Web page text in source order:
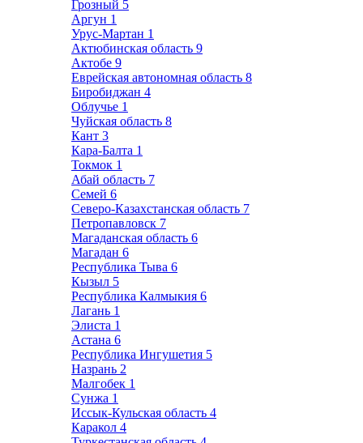
Грозный 5
Аргун 1
Урус-Мартан 1
Актюбинская область 9
Актобе 9
Еврейская автономная область 8
Биробиджан 4
Облучье 1
Чуйская область 8
Кант 3
Кара-Балта 1
Токмок 1
Абай область 7
Семей 6
Северо-Казахстанская область 7
Петропавловск 7
Магаданская область 6
Магадан 6
Республика Тыва 6
Кызыл 5
Республика Калмыкия 6
Лагань 1
Элиста 1
Астана 6
Республика Ингушетия 5
Назрань 2
Малгобек 1
Сунжа 1
Иссык-Кульская область 4
Каракол 4